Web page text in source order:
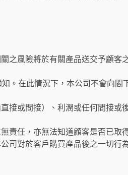
之風險將於有關產品送交予顧客
。在此情況下，本公司不會向閣
接或間接）、利潤或任何間接或
責任，亦無法知道顧客是否已取
司對於客戶購買產品後之一切行